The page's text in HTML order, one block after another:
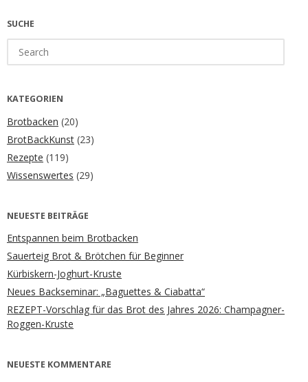
SUCHE
for:
KATEGORIEN
Brotbacken (20)
BrotBackKunst (23)
Rezepte (119)
Wissenswertes (29)
NEUESTE BEITRÄGE
Entspannen beim Brotbacken
Sauerteig Brot & Brötchen für Beginner
Kürbiskern-Joghurt-Kruste
Neues Backseminar: „Baguettes & Ciabatta“
REZEPT-Vorschlag für das Brot des Jahres 2026: Champagner-
Roggen-Kruste
NEUESTE KOMMENTARE